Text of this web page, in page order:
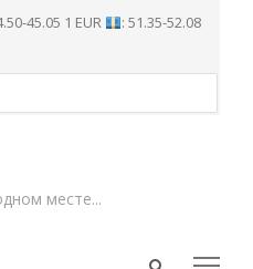
45.05 1 EUR
: 51.35-52.08
месте...
Open